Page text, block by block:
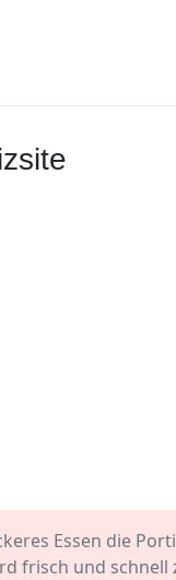
Essen die
frisch und schnell